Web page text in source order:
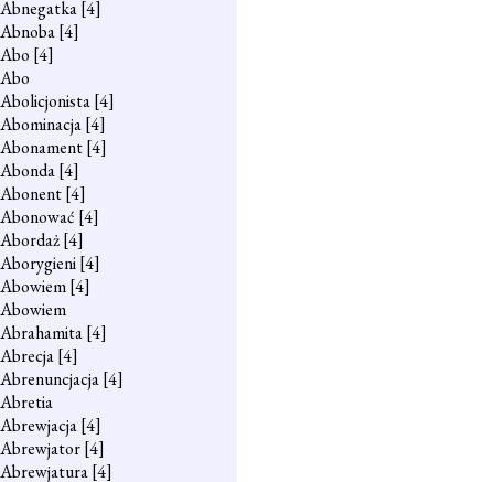
Abnegatka[4]
Abnoba[4]
Abo [4]
Abo
Abolicjonista[4]
Abominacja[4]
Abonament[4]
Abonda[4]
Abonent[4]
Abonować [4]
Abordaż[4]
Aborygieni[4]
Abowiem[4]
Abowiem
Abrahamita[4]
Abrecja[4]
Abrenuncjacja[4]
Abretia
Abrewjacja[4]
Abrewjator[4]
Abrewjatura[4]